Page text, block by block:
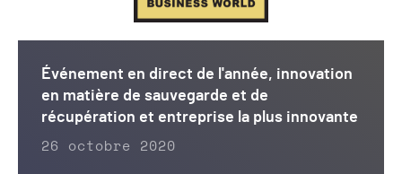
Événement en direct de l'année, innovation
en matière de sauvegarde et de
récupération et entreprise la plus innovante
26 octobre 2020